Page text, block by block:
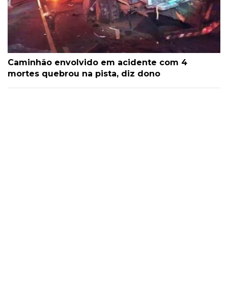
Caminhão envolvido em acidente com 4
mortes quebrou na pista, diz dono